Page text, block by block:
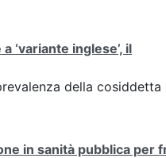
‘variante inglese’, il
della cosiddetta
in sanità pubblica